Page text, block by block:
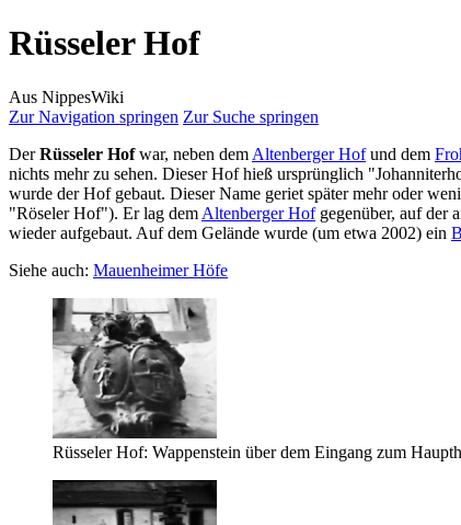
Rüsseler Hof
Aus NippesWiki
Zur Navigation springen Zur Suche springen
DerRüsseler Hofwar, neben dem Altenberger Hofund dem
nichts mehr zu sehen. Dieser Hof hieß ursprünglich
wurde der Hof gebaut. Dieser Name geriet später mehr oder
"Röseler Hof"). Er lag dem Altenberger Hofgegenüber, auf der
wieder aufgebaut. Auf dem Gelände wurde (um etwa 2002) ein
Siehe auch: Mauenheimer Höfe
Rüsseler Hof: Wappenstein über dem Eingang zum